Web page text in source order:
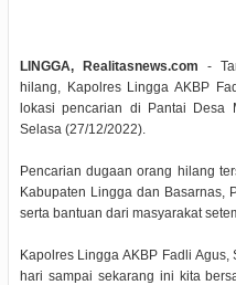
LINGGA, Realitasnews.com -
hilang, Kapolres Lingga AKBP
lokasi pencarian di Pantai Desa
Selasa (27/12/2022).
Pencarian dugaan orang hilang
Kabupaten Lingga dan Basarnas,
serta bantuan dari masyarakat
Kapolres Lingga AKBP Fadli
hari sampai sekarang ini kita